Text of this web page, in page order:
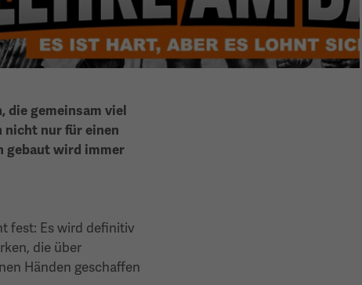
die gemeinsam viel
nicht nur für einen
gebaut wird immer
fest: Es wird definitiv
die über
Händen geschaffen